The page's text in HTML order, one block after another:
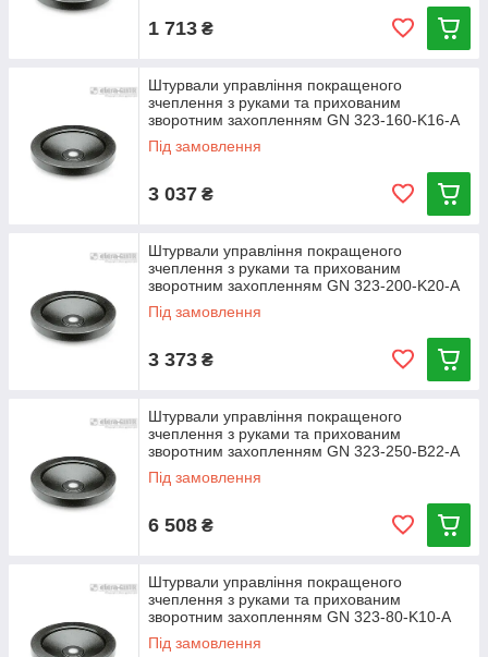
1 713 ₴
Штурвали управління покращеного
зчеплення з руками та прихованим
зворотним захопленням GN 323-160-K16-A
Під замовлення
3 037 ₴
Штурвали управління покращеного
зчеплення з руками та прихованим
зворотним захопленням GN 323-200-K20-A
Під замовлення
3 373 ₴
Штурвали управління покращеного
зчеплення з руками та прихованим
зворотним захопленням GN 323-250-B22-A
Під замовлення
6 508 ₴
Штурвали управління покращеного
зчеплення з руками та прихованим
зворотним захопленням GN 323-80-K10-A
Під замовлення